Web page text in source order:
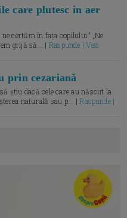
care plutesc in aer
certăm în fața copilului.” „Ne
grijă să... | Raspunde | Vezi
prin cezariană
știu dacă cele care au născut la
naturală sau p... |Raspunde |